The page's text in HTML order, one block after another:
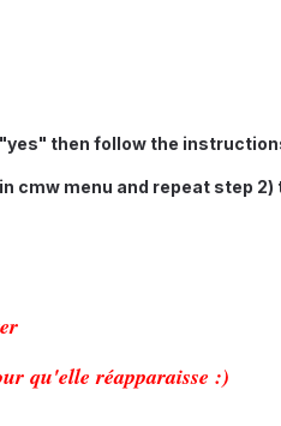
then follow the
menu and repeat step 2)
qu'elle réapparaisse :)